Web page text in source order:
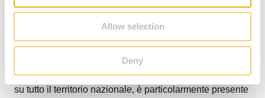
Allow selection
Deny
Il nostro cliente è un installatore specializzato con sede
a nord di Parigi, Francia, specializzato in installazioni di
impianti tecnologici industriali, di riscaldamento e
produzione energia, con esperienza trentennale. Attivo
su tutto il territorio nazionale, è particolarmente presente